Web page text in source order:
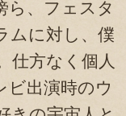
ら、フェスタ
ムに対し、僕
仕方なく個人
ビ出演時のウ